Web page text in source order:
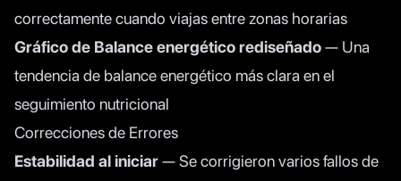
correctamente cuando viajas entre zonas horarias
Gráfico de Balance energético rediseñado— Una
tendencia de balance energético más clara en el
seguimiento nutricional
Correcciones de Errores
Estabilidad al iniciar— Se corrigieron varios fallos de